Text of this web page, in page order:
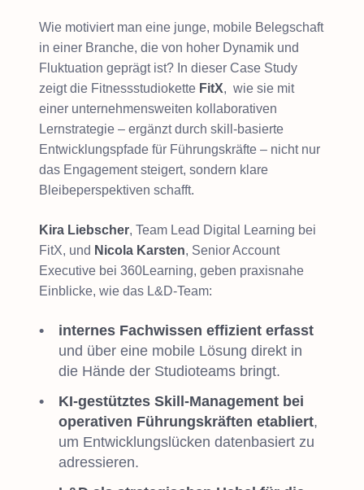
Wie motiviert man eine junge, mobile Belegschaft
in einer Branche, die von hoher Dynamik und
Fluktuation geprägt ist? In dieser Case Study
zeigt die Fitnessstudiokette FitX, wie sie mit
einer unternehmensweiten kollaborativen
Lernstrategie – ergänzt durch skill-basierte
Entwicklungspfade für Führungskräfte – nicht nur
das Engagement steigert, sondern klare
Bleibeperspektiven schafft.
Kira Liebscher, Team Lead Digital Learning bei
FitX, und Nicola Karsten, Senior Account
Executive bei 360Learning, geben praxisnahe
Einblicke, wie das L&D-Team:
internes Fachwissen effizient erfasst
und über eine mobile Lösung direkt in
die Hände der Studioteams bringt.
KI-gestütztes Skill-Management bei
operativen Führungskräften etabliert,
um Entwicklungslücken datenbasiert zu
adressieren.